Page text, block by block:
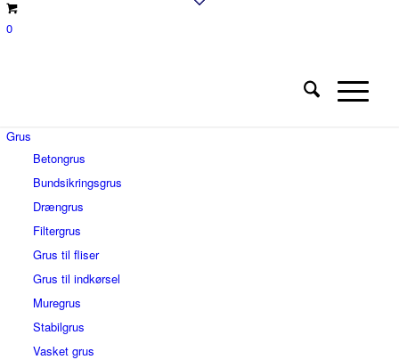
0
Grus
Betongrus
Bundsikringsgrus
Drængrus
Filtergrus
Grus til fliser
Grus til indkørsel
Muregrus
Stabilgrus
Vasket grus